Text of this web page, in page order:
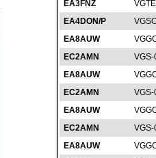
EA3FNZ
EA4DON/P
EA8AUW
EC2AMN
EA8AUW
EC2AMN
EA8AUW
EC2AMN
EA8AUW